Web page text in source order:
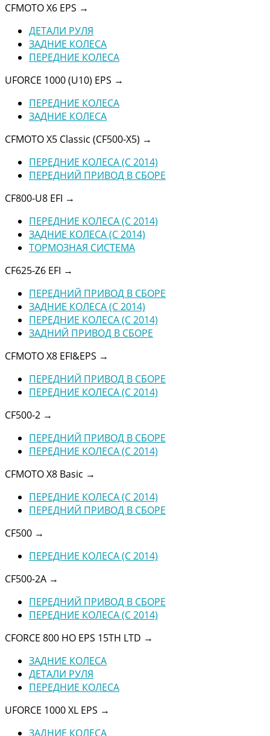
CFMOTO X6 EPS →
ДЕТАЛИ РУЛЯ
ЗАДНИЕ КОЛЕСА
ПЕРЕДНИЕ КОЛЕСА
UFORCE 1000 (U10) EPS →
ПЕРЕДНИЕ КОЛЕСА
ЗАДНИЕ КОЛЕСА
CFMOTO X5 Classic (CF500-X5) →
ПЕРЕДНИЕ КОЛЕСА (C 2014)
ПЕРЕДНИЙ ПРИВОД В СБОРЕ
CF800-U8 EFI →
ПЕРЕДНИЕ КОЛЕСА (C 2014)
ЗАДНИЕ КОЛЕСА (C 2014)
ТОРМОЗНАЯ СИСТЕМА
CF625-Z6 EFI →
ПЕРЕДНИЙ ПРИВОД В СБОРЕ
ЗАДНИЕ КОЛЕСА (C 2014)
ПЕРЕДНИЕ КОЛЕСА (C 2014)
ЗАДНИЙ ПРИВОД В СБОРЕ
CFMOTO X8 EFI&EPS →
ПЕРЕДНИЙ ПРИВОД В СБОРЕ
ПЕРЕДНИЕ КОЛЕСА (C 2014)
CF500-2 →
ПЕРЕДНИЙ ПРИВОД В СБОРЕ
ПЕРЕДНИЕ КОЛЕСА (C 2014)
CFMOTO X8 Basic →
ПЕРЕДНИЕ КОЛЕСА (C 2014)
ПЕРЕДНИЙ ПРИВОД В СБОРЕ
CF500 →
ПЕРЕДНИЕ КОЛЕСА (C 2014)
CF500-2A →
ПЕРЕДНИЙ ПРИВОД В СБОРЕ
ПЕРЕДНИЕ КОЛЕСА (C 2014)
CFORCE 800 HO EPS 15TH LTD →
ЗАДНИЕ КОЛЕСА
ДЕТАЛИ РУЛЯ
ПЕРЕДНИЕ КОЛЕСА
UFORCE 1000 XL EPS →
ЗАДНИЕ КОЛЕСА